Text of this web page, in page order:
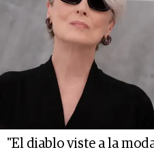
"El diablo viste a la